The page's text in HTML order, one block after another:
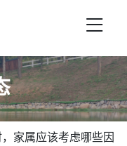
家属应该考虑哪些因